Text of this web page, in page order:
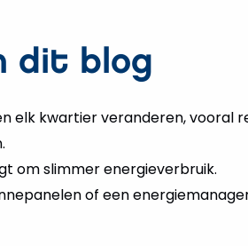
dit blog
elk kwartier veranderen, vooral
om slimmer energieverbruik.
of een